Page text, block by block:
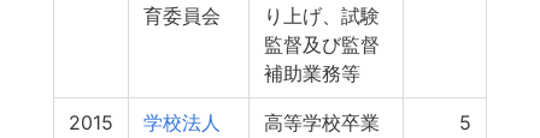
育委員会
り上げ、試験
監督及び監督
補助業務等
2015
学校法人
高等学校卒業
5